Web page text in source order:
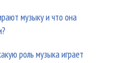
музыку и что она
роль музыка играет